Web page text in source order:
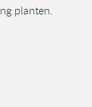
planten.